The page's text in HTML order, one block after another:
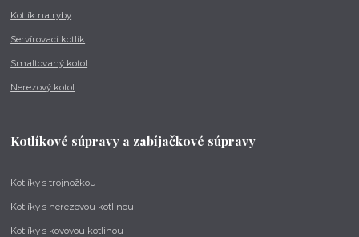
Kotlík na ryby
Servírovací kotlík
Smaltovaný kotol
Nerezový kotol
Kotlíkové súpravy a zabíjačkové súpravy
Kotlíky s trojnožkou
Kotlíky s nerezovou kotlinou
Kotlíky s kovovou kotlinou